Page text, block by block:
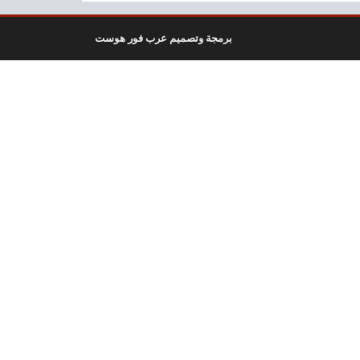
برمجة وتصميم عرب فور هوست